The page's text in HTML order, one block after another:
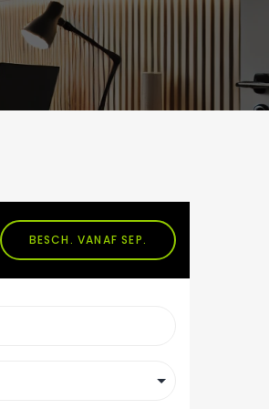
BESCH. VANAF SEP.